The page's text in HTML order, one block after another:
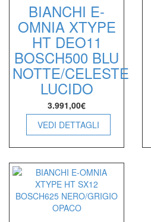
BIANCHI E-
OMNIA XTYPE
HT DEO11
BOSCH500 BLU
NOTTE/CELESTE
LUCIDO
3.991,00€
VEDI DETTAGLI